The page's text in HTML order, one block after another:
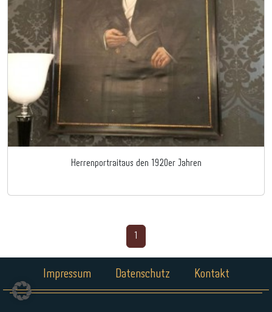
Herrenportraitaus den 1920er Jahren
Impressum Datenschutz Kontakt